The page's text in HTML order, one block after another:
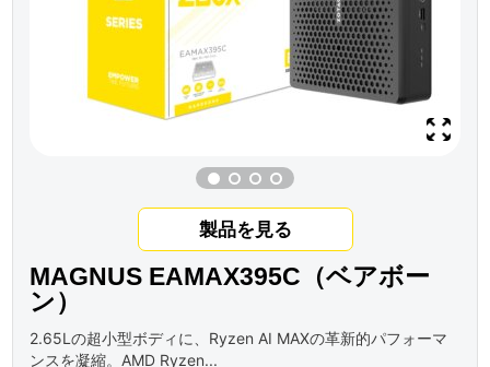
製品を見る
MAGNUS EAMAX395C（ベアボー
ン）
2.65Lの超小型ボディに、Ryzen AI MAXの革新的パフォーマ
ンスを凝縮。AMD Ryzen...